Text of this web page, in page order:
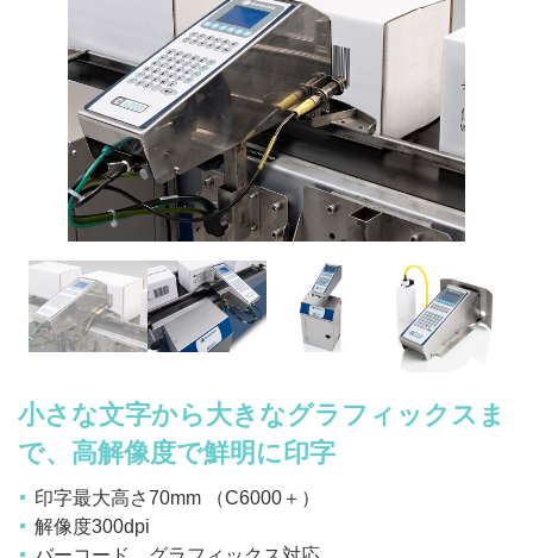
小さな文字から大きなグラフィックスま
で、高解像度で鮮明に印字
印字最大高さ70mm （C6000＋）
解像度300dpi